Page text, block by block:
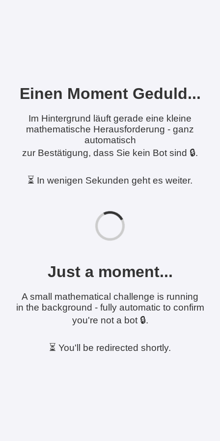
Einen Moment Geduld...
Im Hintergrund läuft gerade eine kleine
mathematische Herausforderung - ganz
automatisch
zur Bestätigung, dass Sie kein Bot sind 🔒.
⏳ In wenigen Sekunden geht es weiter.
Just a moment...
A small mathematical challenge is running
in the background - fully automatic to confirm
you're not a bot 🔒.
⏳ You'll be redirected shortly.